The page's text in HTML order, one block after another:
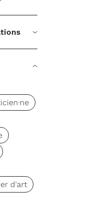
d'art